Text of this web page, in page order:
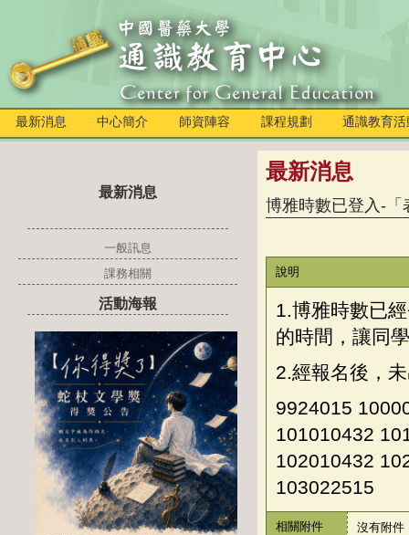
最新消息 中心簡介 師資陣容 課程規劃 通識教育活
最新消息
一般訊息
課務相關
活動海報
最新消息
博雅時數已登入-「
說明
1.博雅時數已
的時間，讓同
2.經報名後，
9924015
101010432
102010432
103022515
相關附件 沒有附件